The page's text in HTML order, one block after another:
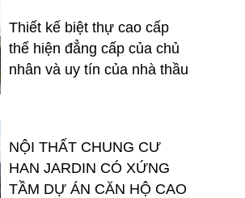
Thiết kế biệt thự cao cấp
thể hiện đẳng cấp của chủ
nhân và uy tín của nhà thầu
NỘI THẤT CHUNG CƯ
HAN JARDIN CÓ XỨNG
TẦM DỰ ÁN CĂN HỘ CAO